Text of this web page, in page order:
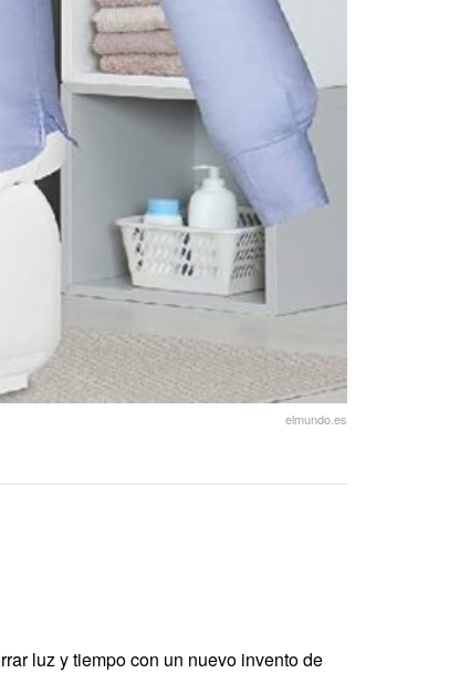
elmundo.es
luz y tiempo con un nuevo invento de